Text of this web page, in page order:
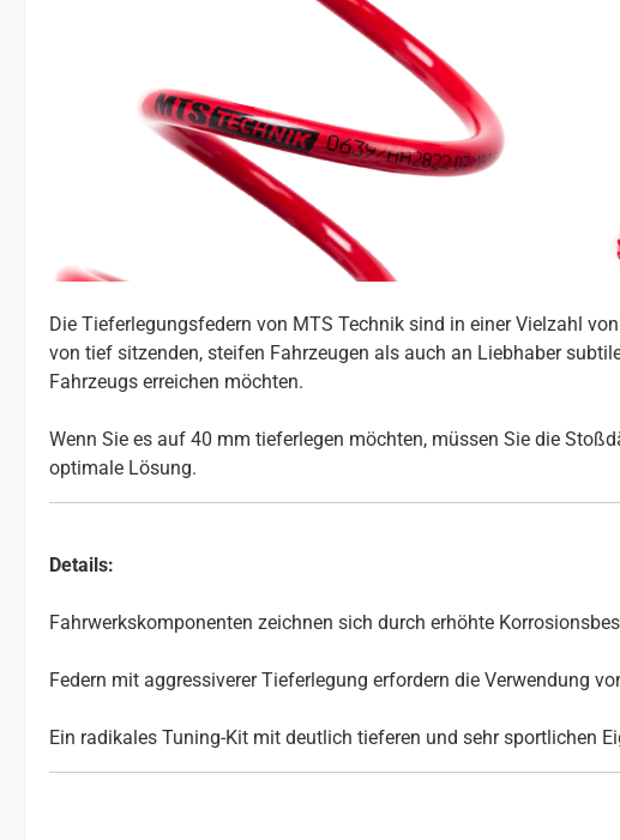
Die Tieferlegungsfedern von MTS Technik sind in einer Vielzahl
von tief sitzenden, steifen Fahrzeugen als auch an Liebhaber
Fahrzeugs erreichen möchten.
Wenn Sie es auf 40 mm tieferlegen möchten, müssen Sie die
optimale Lösung.
Details:
Fahrwerkskomponenten zeichnen sich durch erhöhte
Federn mit aggressiverer Tieferlegung erfordern die Verwendung
Ein radikales Tuning-Kit mit deutlich tieferen und sehr sportlichen